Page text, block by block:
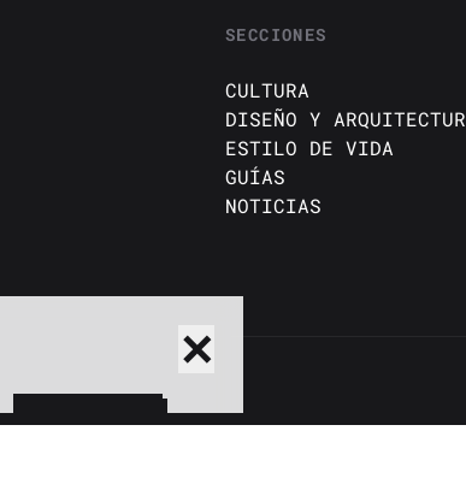
SECCIONES
CULTURA
DISEÑO Y
ESTILO DE VIDA
GUÍAS
NOTICIAS
✕
BUSCAR